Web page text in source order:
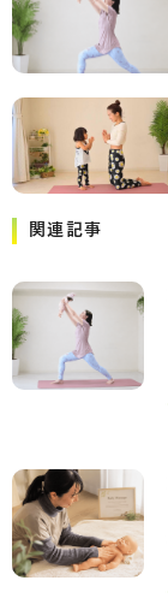
関連記事